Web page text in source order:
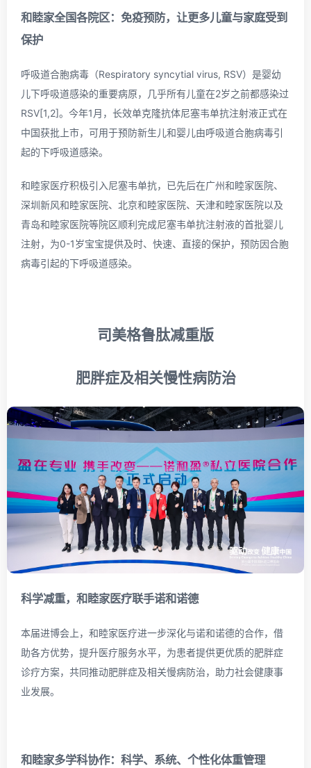
和睦家全国各院区： 免疫预防，让更多儿童与家庭受到
保护
呼吸道合胞病毒（Respiratory syncytial virus, RSV）是婴幼
儿下呼吸道感染的重要病原，几乎所有儿童在2岁之前都感染过
RSV[1,2]。今年1月，长效单克隆抗体尼塞韦单抗注射液正式在
中国获批上市，可用于预防新生儿和婴儿由呼吸道合胞病毒引
起的下呼吸道感染。
和睦家医疗积极引入尼塞韦单抗，已先后在广州和睦家医院、
深圳新风和睦家医院、北京和睦家医院、天津和睦家医院以及
青岛和睦家医院等院区顺利完成尼塞韦单抗注射液的首批婴儿
注射，为0-1岁宝宝提供及时、快速、直接的保护，预防因合胞
病毒引起的下呼吸道感染。
司美格鲁肽减重版
肥胖症及相关慢性病防治
科学减重， 和睦家医疗联手诺和诺德
本届进博会上，和睦家医疗进一步深化与诺和诺德的合作，借
助各方优势，提升医疗服务水平，为患者提供更优质的肥胖症
诊疗方案，共同推动肥胖症及相关慢病防治，助力社会健康事
业发展。
和睦家多学科协作： 科学、系统、个性化体重管理